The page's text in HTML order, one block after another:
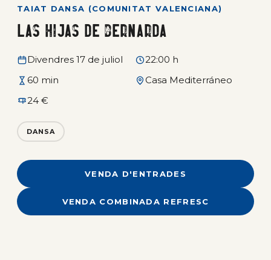
TAIAT DANSA (COMUNITAT VALENCIANA)
Las hijas de Bernarda
Divendres 17 de juliol
22:00 h
60 min
Casa Mediterráneo
24 €
DANSA
VENDA D'ENTRADES
VENDA COMBINADA REFRESC